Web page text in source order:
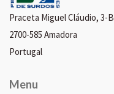
Praceta Miguel Cláudio, 3-B
2700-585 Amadora
Portugal
Menu